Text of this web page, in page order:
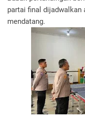
partai final dijadwalkan
mendatang.